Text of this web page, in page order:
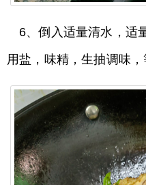
6、倒入适量清水，适
用盐，味精，生抽调味